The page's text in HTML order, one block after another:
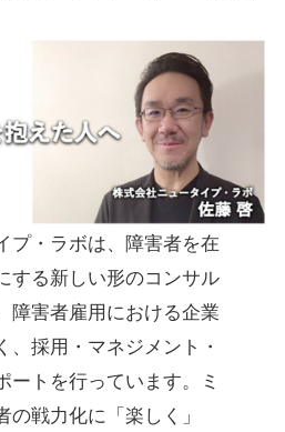
プ・ラボは、障害者を在
する新しい形のコンサル
障害者雇用における企業
、採用・マネジメント・
ートを行っています。ミ
の戦力化に「楽しく」